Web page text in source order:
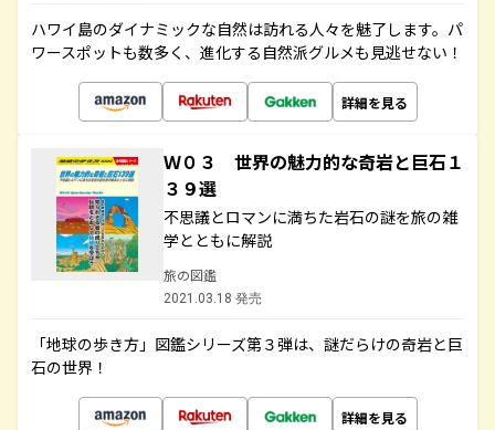
ハワイ島のダイナミックな自然は訪れる人々を魅了します。パ
ワースポットも数多く、進化する自然派グルメも見逃せない！
詳細を見る
Ｗ０３ 世界の魅力的な奇岩と巨石１
３９選
不思議とロマンに満ちた岩石の謎を旅の雑
学とともに解説
旅の図鑑
2021.03.18 発売
「地球の歩き方」図鑑シリーズ第３弾は、謎だらけの奇岩と巨
石の世界！
詳細を見る